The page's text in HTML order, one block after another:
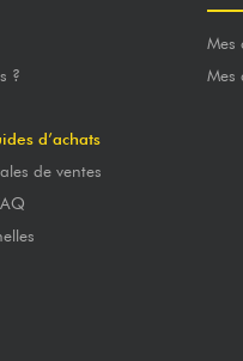
?
d’achats
de ventes
Mes
Mes